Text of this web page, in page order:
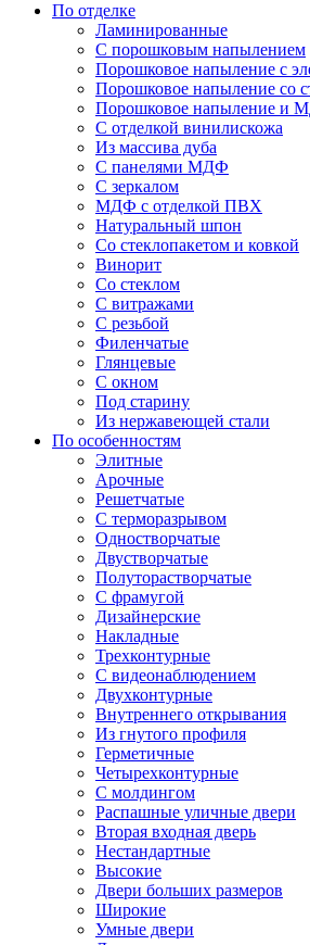
По отделке
Ламинированные
С порошковым напылением
Порошковое напыление с
Порошковое напыление со
Порошковое напыление и
С отделкой винилискожа
Из массива дуба
С панелями МДФ
С зеркалом
МДФ с отделкой ПВХ
Натуральный шпон
Со стеклопакетом и ковкой
Винорит
Со стеклом
С витражами
С резьбой
Филенчатые
Глянцевые
С окном
Под старину
Из нержавеющей стали
По особенностям
Элитные
Арочные
Решетчатые
С терморазрывом
Одностворчатые
Двустворчатые
Полуторастворчатые
С фрамугой
Дизайнерские
Накладные
Трехконтурные
С видеонаблюдением
Двухконтурные
Внутреннего открывания
Из гнутого профиля
Герметичные
Четырехконтурные
С молдингом
Распашные уличные двери
Вторая входная дверь
Нестандартные
Высокие
Двери больших размеров
Широкие
Умные двери